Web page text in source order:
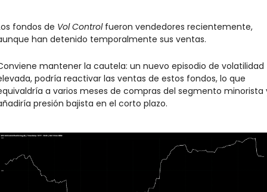
fondos de Vol Control fueron vendedores recientemente,
han detenido temporalmente sus ventas.
mantener la cautela: un nuevo episodio de volatilidad
podría reactivar las ventas de estos fondos, lo que
a varios meses de compras del segmento minorista
presión bajista en el corto plazo.